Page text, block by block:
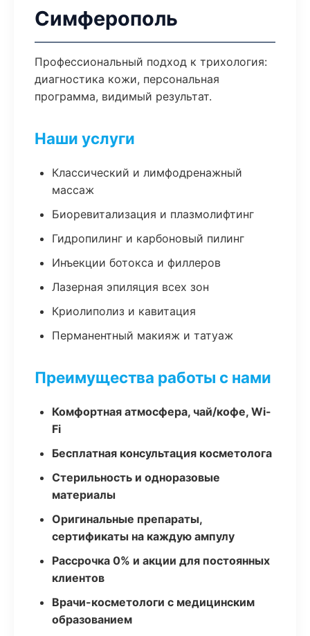
Симферополь
Профессиональный подход к трихология:
диагностика кожи, персональная
программа, видимый результат.
Наши услуги
Классический и лимфодренажный
массаж
Биоревитализация и плазмолифтинг
Гидропилинг и карбоновый пилинг
Инъекции ботокса и филлеров
Лазерная эпиляция всех зон
Криолиполиз и кавитация
Перманентный макияж и татуаж
Преимущества работы с нами
Комфортная атмосфера, чай/кофе, Wi-
Fi
Бесплатная консультация косметолога
Стерильность и одноразовые
материалы
Оригинальные препараты,
сертификаты на каждую ампулу
Рассрочка 0% и акции для постоянных
клиентов
Врачи-косметологи с медицинским
образованием